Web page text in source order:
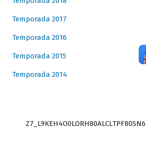
Temporada 2017
Temporada 2016
Temporada 2015
Temporada 2014
Z7_L9KEH4O0LORH80ALCLTPF80SN6